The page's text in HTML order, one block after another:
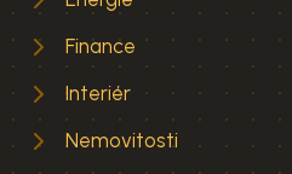
Finance
Interiér
Nemovitosti